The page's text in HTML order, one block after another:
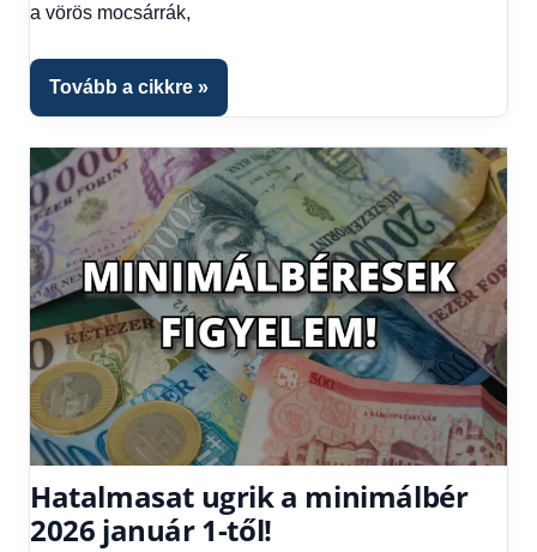
a vörös mocsárrák,
Tovább a cikkre
Hatalmasat ugrik a minimálbér
2026 január 1-től!